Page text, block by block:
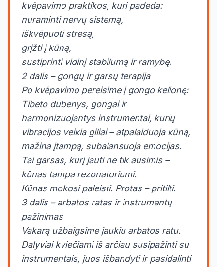
kvėpavimo praktikos, kuri padeda:
nuraminti nervų sistemą,
iškvėpuoti stresą,
grįžti į kūną,
sustiprinti vidinį stabilumą ir ramybę.
2 dalis – gongų ir garsų terapija
Po kvėpavimo pereisime į gongo kelionę:
Tibeto dubenys, gongai ir
harmonizuojantys instrumentai, kurių
vibracijos veikia giliai – atpalaiduoja kūną,
mažina įtampą, subalansuoja emocijas.
Tai garsas, kurį jauti ne tik ausimis –
kūnas tampa rezonatoriumi.
Kūnas mokosi paleisti. Protas – pritilti.
3 dalis – arbatos ratas ir instrumentų
pažinimas
Vakarą užbaigsime jaukiu arbatos ratu.
Dalyviai kviečiami iš arčiau susipažinti su
instrumentais, juos išbandyti ir pasidalinti